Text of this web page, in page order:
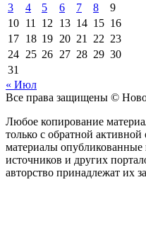
3
4 5 6 7 8
9
10 11 12 13 14 15 16
17 18 19 20 21 22 23
24 25 26 27 28 29 30
31
« Июл
Все права защищены ©
Любое копирование
только с обратной
материалы опубликованные
источников и других
авторство принадлежат их